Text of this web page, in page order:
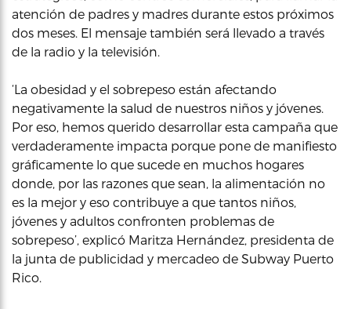
atención de padres y madres durante estos próximos
dos meses. El mensaje también será llevado a través
de la radio y la televisión.
‘La obesidad y el sobrepeso están afectando
negativamente la salud de nuestros niños y jóvenes.
Por eso, hemos querido desarrollar esta campaña que
verdaderamente impacta porque pone de manifiesto
gráficamente lo que sucede en muchos hogares
donde, por las razones que sean, la alimentación no
es la mejor y eso contribuye a que tantos niños,
jóvenes y adultos confronten problemas de
sobrepeso’, explicó Maritza Hernández, presidenta de
la junta de publicidad y mercadeo de Subway Puerto
Rico.